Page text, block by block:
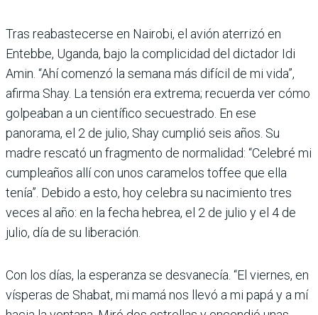
Tras reabastecerse en Nai­robi, el avión aterrizó en
Entebbe, Uganda, bajo la complicidad del dictador Idi
Amin. “Ahí comenzó la semana más difícil de mi vida”,
afirma Shay. La ten­sión era extrema; recuerda ver cómo
golpeaban a un cien­tífico secuestrado. En ese
panorama, el 2 de julio, Shay cumplió seis años. Su
madre rescató un fragmento de nor­malidad: “Celebré mi
cum­pleaños allí con unos cara­melos toffee que ella
tenía”. Debido a esto, hoy celebra su nacimiento tres
veces al año: en la fecha hebrea, el 2 de julio y el 4 de
julio, día de su libe­ración.
Con los días, la esperanza se desvanecía. “El viernes, en
vísperas de Shabat, mi mamá nos llevó a mi papá y a mí